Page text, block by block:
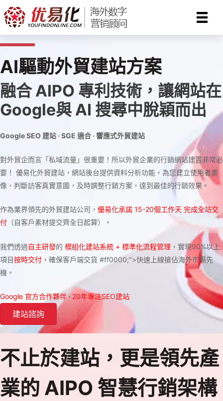
Skip
to
content
AI驅動外貿建站方案
融合 AIPO 專利技術，讓網站在
Google與 AI 搜尋中脫穎而出
Google SEO 建站 · SGE 適合 · 響應式外貿建站
對外貿企而言「私域流量」很重要！所以外貿企業的行銷網站建置非常必
要！ 優易化外貿建站，網站後台提供資料分析功能，為您建立使用者畫
像、判斷訪客真實意圖，及時調整行銷方案，達到最佳的行銷效果。
作為業界領先的外貿建站公司， 優易化承諾 15-20個工作天 完成全站交
付 （自客戶素材提交齊全日起算）。
我們透過自主研發的 模組化建站系統 + 標準化流程管理 ，實現90%以上
項目按時交付 ，確保客戶端交貨 #ff0000;">快速上線搶佔海外市場先
機。
Google 官方合作夥伴 · 20年專注SEO建站
建站諮詢
不止於建站，更是領先產
業的 AIPO 智慧行銷架構